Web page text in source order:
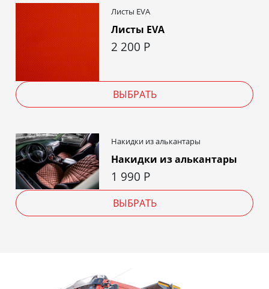
Листы EVA
Листы EVA
2 200 Р
ВЫБРАТЬ
Накидки из алькантары
Накидки из алькантары
1 990 Р
ВЫБРАТЬ